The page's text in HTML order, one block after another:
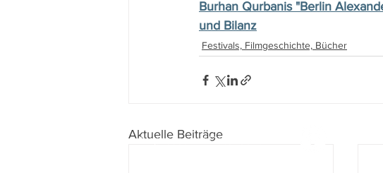
Burhan Qurbanis "Berlin
und Bilanz
Festivals, Filmgeschichte, Bücher
Aktuelle Beiträge
Impressum IDatenschutz